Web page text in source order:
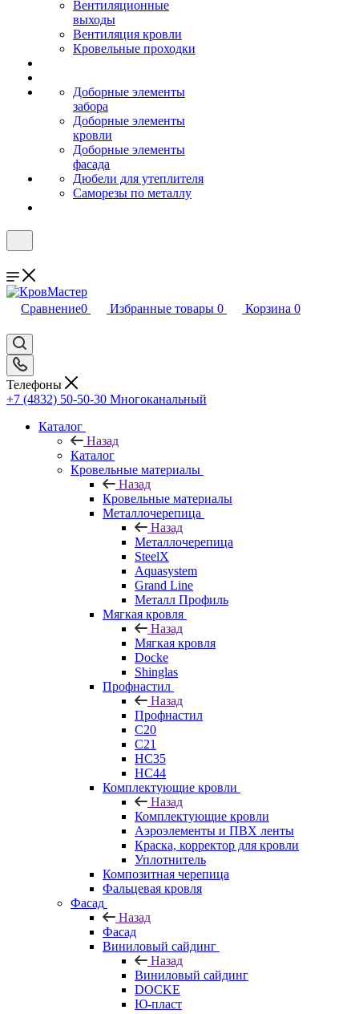
Вентиляционные
выходы
Вентиляция кровли
Кровельные проходки
Доборные элементы
забора
Доборные элементы
кровли
Доборные элементы
фасада
Дюбели для утеплителя
Саморезы по металлу
Сравнение0 Избранные товары 0 Корзина 0
Телефоны
+7 (4832) 50-50-30 Многоканальный
Каталог
Назад
Каталог
Кровельные материалы
Назад
Кровельные материалы
Металлочерепица
Назад
Металлочерепица
SteelX
Aquasystem
Grand Line
Металл Профиль
Мягкая кровля
Назад
Мягкая кровля
Docke
Shinglas
Профнастил
Назад
Профнастил
C20
C21
НС35
НС44
Комплектующие кровли
Назад
Комплектующие кровли
Аэроэлементы и ПВХ ленты
Краска, корректор для кровли
Уплотнитель
Композитная черепица
Фальцевая кровля
Фасад
Назад
Фасад
Виниловый сайдинг
Назад
Виниловый сайдинг
DOCKE
Ю-пласт